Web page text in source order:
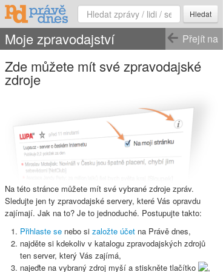
Hledat
Přejít na
Moje zpravodajství
Zde můžete mít své zpravodajské
zdroje
Na této stránce můžete mít své vybrané zdroje zpráv.
Sledujte jen ty zpravodajské servery, které Vás opravdu
zajímají. Jak na to? Je to jednoduché. Postupujte takto:
Přihlaste se nebo si založte účet na Právě dnes,
najděte si kdekoliv v katalogu zpravodajských zdrojů
ten server, který Vás zajímá,
najeďte na vybraný zdroj myší a stiskněte tlačítko ,